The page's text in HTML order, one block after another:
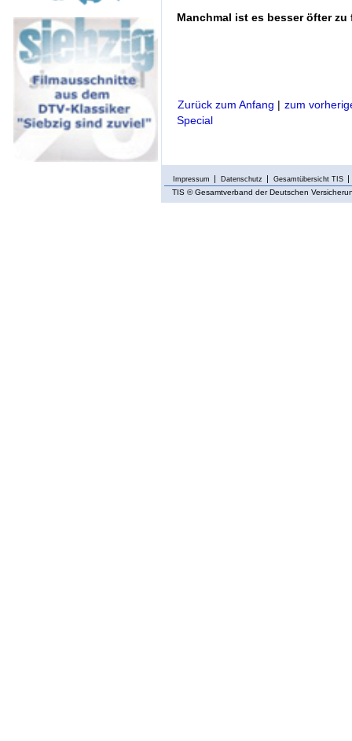
Manchmal ist es besser öfter zu
Zurück zum Anfang | zum
Special
Impressum Datenschutz Gesamtübersicht TIS
TIS © Gesamtverband der Deutschen